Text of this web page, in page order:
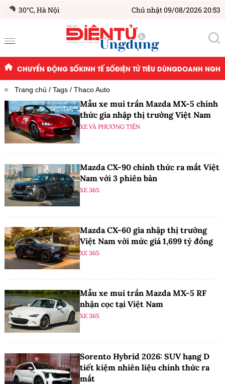
30°C,Hà Nội Chủ nhật 09/08/2026 20:53
CHUYỂN ĐỘNG SỐKINH TẾ SỐĐIỆN TỬ TIÊU DÙNGDOANH
Trang chủ Tags Thaco Auto
Mẫu xe mui trần Mazda MX-5 chính
thức gia nhập thị trường Việt Nam
XE VÀ PHƯƠNG TIỆN
Mazda CX-90 chính thức ra mắt Việt
Nam với 3 phiên bản
XE 365
Mazda CX-60 gia nhập thị trường
Việt Nam với mức giá 1,699 tỷ đồng
XE 365
Mẫu xe mui trần Mazda MX-5 RF
nhận cọc tại Việt Nam
XE 365
Sorento Hybrid 2026: SUV hạng D
tiết kiệm nhiên liệu chính thức ra
mắt